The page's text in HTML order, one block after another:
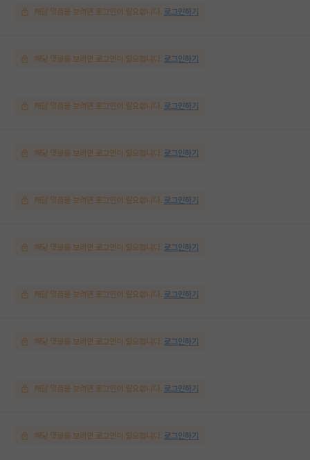
해당 댓글을 보려면 로그인이 필요합니다. 로그인하기
해당 댓글을 보려면 로그인이 필요합니다. 로그인하기
해당 댓글을 보려면 로그인이 필요합니다. 로그인하기
해당 댓글을 보려면 로그인이 필요합니다. 로그인하기
해당 댓글을 보려면 로그인이 필요합니다. 로그인하기
해당 댓글을 보려면 로그인이 필요합니다. 로그인하기
해당 댓글을 보려면 로그인이 필요합니다. 로그인하기
해당 댓글을 보려면 로그인이 필요합니다. 로그인하기
해당 댓글을 보려면 로그인이 필요합니다. 로그인하기
해당 댓글을 보려면 로그인이 필요합니다. 로그인하기